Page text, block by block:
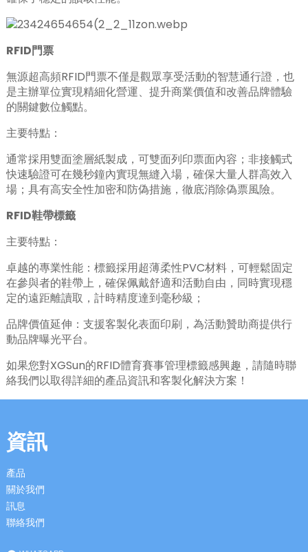
RFID門票
無源超高頻RFID門票不僅是觀眾享受活動的智慧通行證，也
是主辦單位實現精細化營運、提升商業價值和改善品牌體驗
的關鍵數位觸點。
主要特點：
通常採用雙面塗層紙製成，可雙面列印票面內容；非接觸式
快速驗證可在幾秒鐘內實現無縫入場，確保大量人群高效入
場；具有高安全性加密和防偽措施，徹底消除偽票風險。
RFID鞋帶標籤
主要特點：
卓越的專業性能：標籤採用超薄柔性PVC材料，可輕鬆固定
在參與者的鞋帶上，確保佩戴舒適和活動自由，同時實現穩
定的遠距離讀取，計時精度達到毫秒級；
品牌價值延伸：支援客製化表面印刷，為活動贊助商提供行
動品牌曝光平台。
如果您對XGSun的RFID體育賽事管理標籤感興趣，請隨時聯
絡我們以取得詳細的產品資訊和客製化解決方案！
資訊
產品
關於我們
訊息
聯絡我們